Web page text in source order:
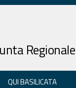
Regionale
QUI BASILICATA